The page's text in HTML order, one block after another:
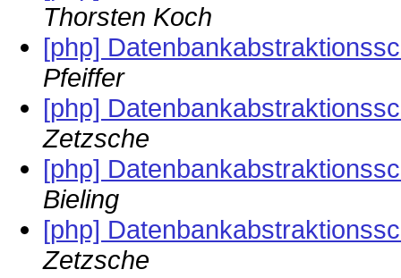
Thorsten Koch
[php]
Pfeiffer
[php]
Zetzsche
[php]
Bieling
[php]
Zetzsche